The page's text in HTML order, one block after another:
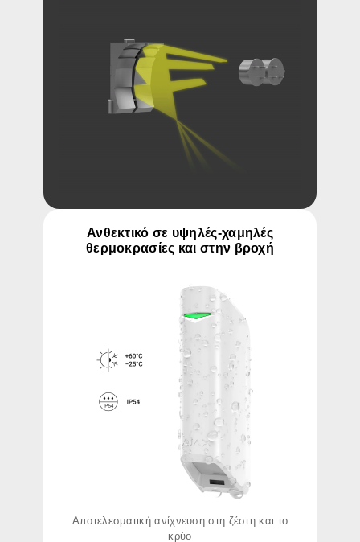
Ανθεκτικό σε υψηλές-χαμηλές
θερμοκρασίες και στην βροχή
Αποτελεσματική ανίχνευση στη ζέστη και το
κρύο